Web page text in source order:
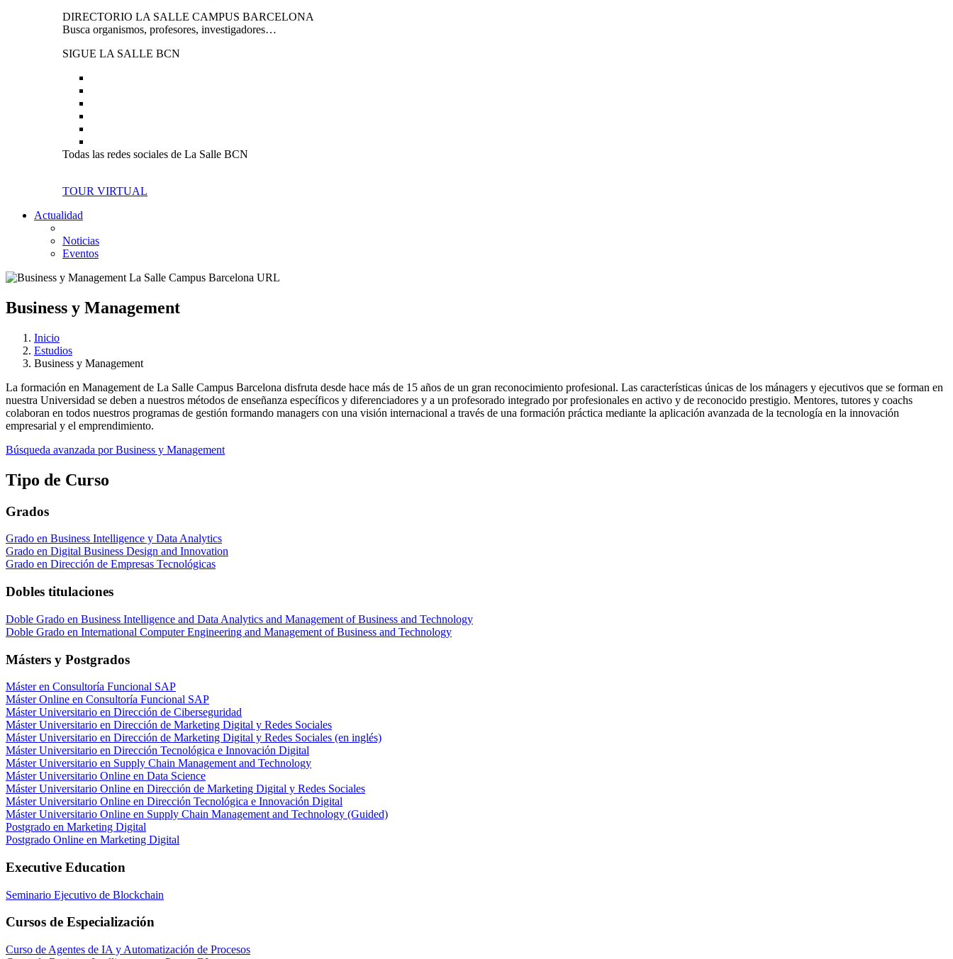
DIRECTORIO LA SALLE CAMPUS BARCELONA
Busca organismos, profesores, investigadores…
SIGUE LA SALLE BCN
Todas las redes sociales de La Salle BCN
TOUR VIRTUAL
Actualidad
Noticias
Eventos
Business y Management
Inicio
Estudios
Business y Management
La formación en Management de La Salle Campus Barcelona disfruta desde hace más de 15 años de un gran reconocimiento profesional. Las características únicas de los mánagers y ejecutivos que se forman en
nuestra Universidad se deben a nuestros métodos de enseñanza específicos y diferenciadores y a un profesorado integrado por profesionales en activo y de reconocido prestigio. Mentores, tutores y coachs
colaboran en todos nuestros programas de gestión formando managers con una visión internacional a través de una formación práctica mediante la aplicación avanzada de la tecnología en la innovación
empresarial y el emprendimiento.
Búsqueda avanzada por Business y Management
Tipo de Curso
Grados
Grado en Business Intelligence y Data Analytics
Grado en Digital Business Design and Innovation
Grado en Dirección de Empresas Tecnológicas
Dobles titulaciones
Doble Grado en Business Intelligence and Data Analytics and Management of Business and Technology
Doble Grado en International Computer Engineering and Management of Business and Technology
Másters y Postgrados
Máster en Consultoría Funcional SAP
Máster Online en Consultoría Funcional SAP
Máster Universitario en Dirección de Ciberseguridad
Máster Universitario en Dirección de Marketing Digital y Redes Sociales
Máster Universitario en Dirección de Marketing Digital y Redes Sociales (en inglés)
Máster Universitario en Dirección Tecnológica e Innovación Digital
Máster Universitario en Supply Chain Management and Technology
Máster Universitario Online en Data Science
Máster Universitario Online en Dirección de Marketing Digital y Redes Sociales
Máster Universitario Online en Dirección Tecnológica e Innovación Digital
Máster Universitario Online en Supply Chain Management and Technology (Guided)
Postgrado en Marketing Digital
Postgrado Online en Marketing Digital
Executive Education
Seminario Ejecutivo de Blockchain
Cursos de Especialización
Curso de Agentes de IA y Automatización de Procesos